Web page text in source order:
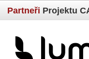
Partneři Projektu